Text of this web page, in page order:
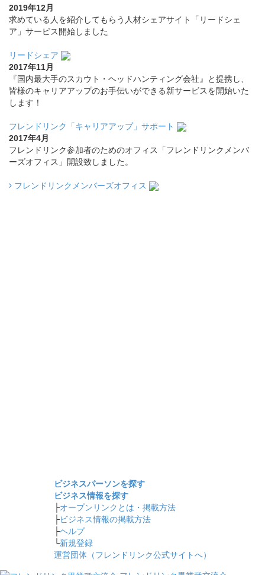
2019年12月
求めている人を紹介してもらう人材シェアサイト「リードシェ
ア」サービス開始しました
リードシェア
2017年11月
『国内最大手のスカウト・ヘッドハンティング会社』と提携し、
皆様のキャリアアップのお手伝いができる新サービスを開始いた
します！
フレンドリンク「キャリアアップ」サポート
2017年4月
フレンドリンク参加者のためのオフィス「フレンドリンクメンバ
ーズオフィス」開設致しました。
フレンドリンクメンバーズオフィス
ビジネスパーソンを探す
ビジネス情報を探す
├オープンリンクとは・掲載方法
├ビジネス情報の掲載方法
├ヘルプ
└新規登録
運営団体（フレンドリンク公式サイトへ）